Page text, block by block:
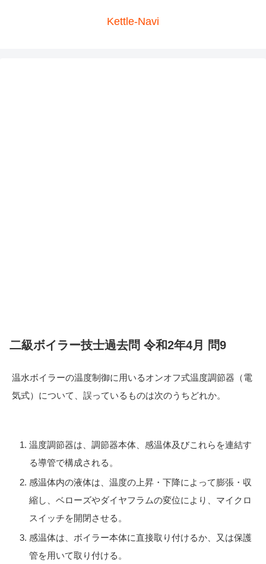
Kettle-Navi
二級ボイラー技士過去問 令和2年4月 問9
温水ボイラーの温度制御に用いるオンオフ式温度調節器（電
気式）について、誤っているものは次のうちどれか。
温度調節器は、調節器本体、感温体及びこれらを連結す
る導管で構成される。
感温体内の液体は、温度の上昇・下降によって膨張・収
縮し、ベローズやダイヤフラムの変位により、マイクロ
スイッチを開閉させる。
感温体は、ボイラー本体に直接取り付けるか、又は保護
管を用いて取り付ける。